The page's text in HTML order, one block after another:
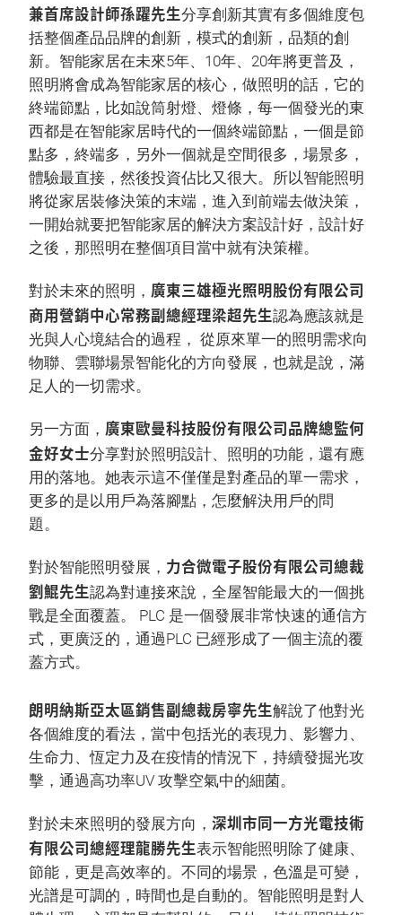
兼首席設計師孫躍先生分享創新其實有多個維度包
括整個產品品牌的創新，模式的創新，品類的創
新。智能家居在未來5年、10年、20年將更普及，
照明將會成為智能家居的核心，做照明的話，它的
終端節點，比如說筒射燈、燈條，每一個發光的東
西都是在智能家居時代的一個終端節點，一個是節
點多，終端多，另外一個就是空間很多，場景多，
體驗最直接，然後投資佔比又很大。所以智能照明
將從家居裝修決策的末端，進入到前端去做決策，
一開始就要把智能家居的解決方案設計好，設計好
之後，那照明在整個項目當中就有決策權。
對於未來的照明， 廣東三雄極光照明股份有限公司
商用營銷中心常務副總經理梁超先生認為應該就是
光與人心境結合的過程， 從原來單一的照明需求向
物聯、雲聯場景智能化的方向發展，也就是說，滿
足人的一切需求。
另一方面， 廣東歐曼科技股份有限公司品牌總監何
金好女士分享對於照明設計、照明的功能，還有應
用的落地。她表示這不僅僅是對產品的單一需求，
更多的是以用戶為落腳點，怎麼解決用戶的問
題。
對於智能照明發展， 力合微電子股份有限公司總裁
劉鯤先生認為對連接來說，全屋智能最大的一個挑
戰是全面覆蓋。 PLC 是一個發展非常快速的通信方
式，更廣泛的，通過PLC 已經形成了一個主流的覆
蓋方式。
朗明納斯亞太區銷售副總裁房寧先生解說了他對光
各個維度的看法，當中包括光的表現力、影響力、
生命力、恆定力及在疫情的情況下，持續發掘光攻
擊，通過高功率UV 攻擊空氣中的細菌。
對於未來照明的發展方向， 深圳市同一方光電技術
有限公司總經理龍勝先生表示智能照明除了健康、
節能，更是高效率的。不同的場景，色溫是可變，
光譜是可調的，時間也是自動的。智能照明是對人